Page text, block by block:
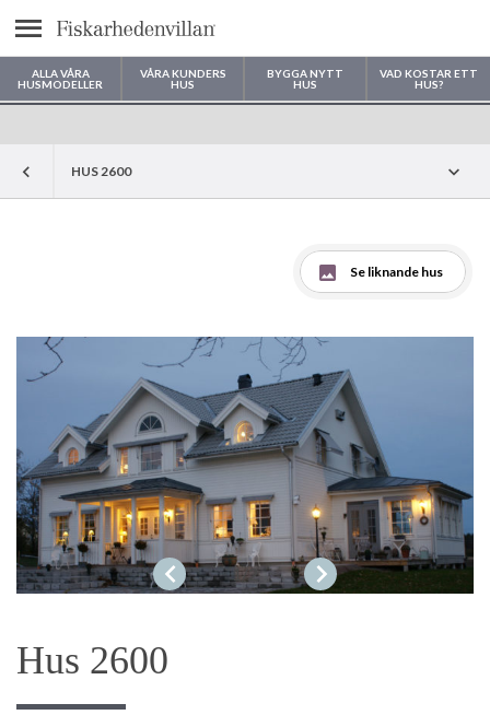
Meny
ALLA VÅRA
HUSMODELLER
VÅRA KUNDERS
HUS
BYGGA NYTT
HUS
VAD KOSTAR ETT
HUS?
Var vill du bygga ditt hus?
HUS 2600
Se liknande hus
1/2
Hus 2600